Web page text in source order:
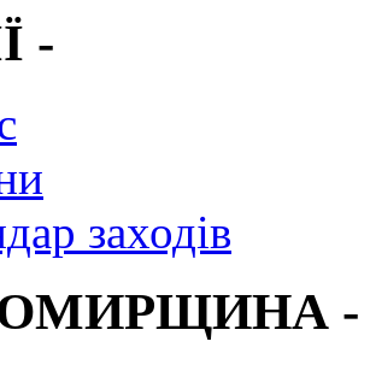
-
заходів
-